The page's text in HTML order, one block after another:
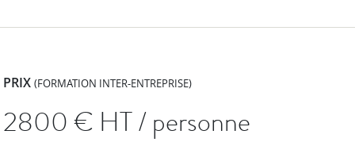
PRIX(FORMATION INTER-ENTREPRISE)
2800€ HT / personne